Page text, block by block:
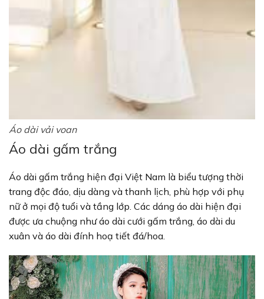
Áo dài vải voan
Áo dài gấm trắng
Áo dài gấm trắng hiện đại Việt Nam là biểu tượng thời
trang độc đáo, dịu dàng và thanh lịch, phù hợp với phụ
nữ ở mọi độ tuổi và tầng lớp. Các dáng áo dài hiện đại
được ưa chuộng như áo dài cưới gấm trắng, áo dài du
xuân và áo dài đính hoạ tiết đá/hoa.